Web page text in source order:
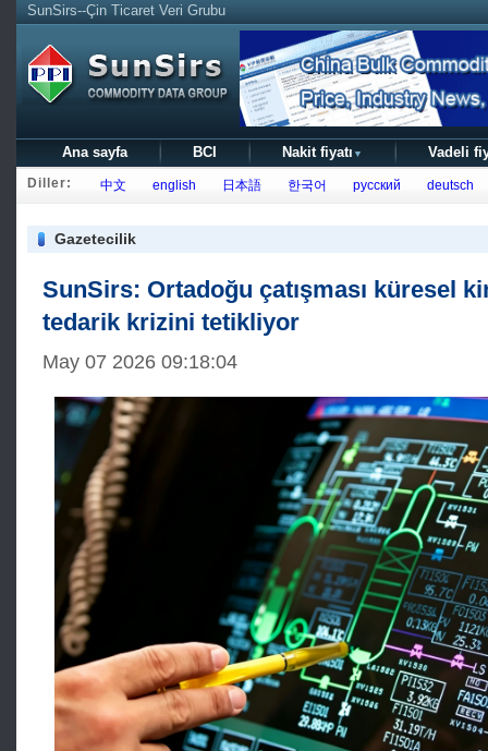
SunSirs--Çin Ticaret Veri Grubu
Ana sayfa BCI Nakit fiyatı ▼ Vadeli
Diller: 中文 english 日本語 한국어 русский deutsch
Gazetecilik
SunSirs: Ortadoğu çatışması küresel
tedarik krizini tetikliyor
May 07 2026 09:18:04